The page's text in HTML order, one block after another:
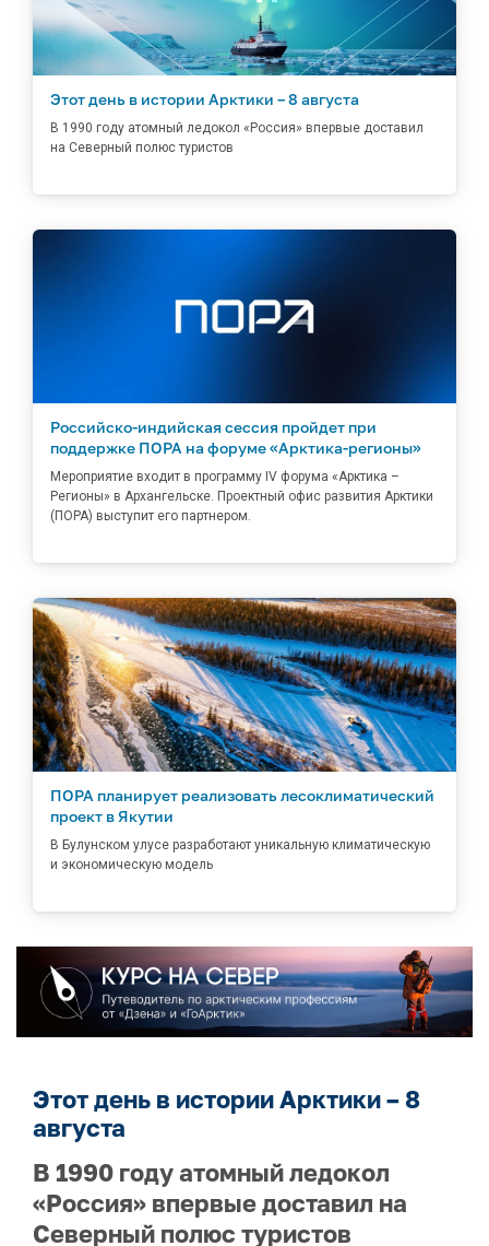
Этот день в истории Арктики – 8 августа
В 1990 году атомный ледокол «Россия» впервые доставил
на Северный полюс туристов
Российско-индийская сессия пройдет при
поддержке ПОРА на форуме «Арктика-регионы»
Мероприятие входит в программу IV форума «Арктика –
Регионы» в Архангельске. Проектный офис развития Арктики
(ПОРА) выступит его партнером.
ПОРА планирует реализовать лесоклиматический
проект в Якутии
В Булунском улусе разработают уникальную климатическую
и экономическую модель
Этот день в истории Арктики – 8
августа
В 1990 году атомный ледокол
«Россия» впервые доставил на
Северный полюс туристов